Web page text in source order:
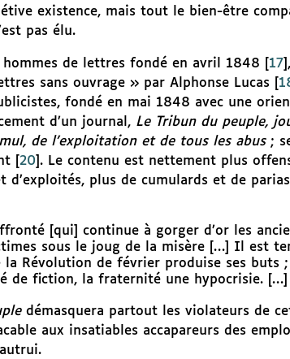
existence, mais tout le bien-être
pas élu.
de lettres fondé en avril 1848 17
sans ouvrage » par Alphonse Lucas
fondé en mai 1848 avec une
d’un journal, Le Tribun du peuple,
de l’exploitation et de tous les abus;
[ 20 . Le contenu est nettement plus
d’exploités, plus de cumulards et de
[qui] continue à gorger d’or les
sous le joug de la misère […] Il est
Révolution de février produise ses buts
de fiction, la fraternité une hypocrisie. […]
démasquera partout les violateurs de
aux insatiables accapareurs des